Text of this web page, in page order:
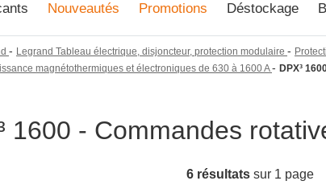
Nouveautés Promotions Déstockage
- Legrand Tableau électrique, disjoncteur, protection modulaire -
magnétothermiques et électroniques de 630 à 1600 A - DPX³
1600 - Commandes
6 résultats sur 1 page